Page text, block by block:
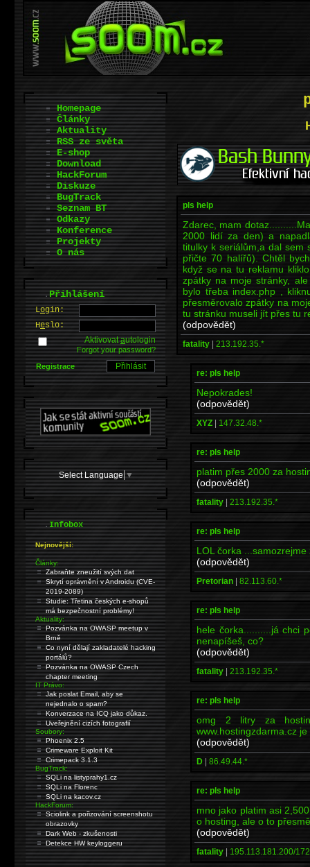
pls help
Zdarec, mam
2000 lidí za den) a
titulky k seriálům,a dal sem
přičte 70 halířů). Chtěl
když se na tu reklamu
zpátky na moje stránky,
bylo třeba index.php ,
přesměrovalo zpátky na
tu stránku museli jít přes tu
(odpovědět)
fatality | 213.192.35.*
re: pls help
Nepokrades!
(odpovědět)
XYZ | 147.32.48.*
re: pls help
platim přes 2000 za
(odpovědět)
fatality | 213.192.35.*
re: pls help
LOL čorka ...samozrejme
(odpovědět)
Pretorian | 82.113.60.*
re: pls help
hele čorka..........já chci
nenapíšeš, co?
(odpovědět)
fatality | 213.192.35.*
re: pls help
omg 2 litry za
www.hostingzdarma.cz
(odpovědět)
D | 86.49.44.*
re: pls help
mno jako platim asi
o hosting, ale o to
(odpovědět)
fatality | 195.113.181.200/
Homepage
Články
Aktuality
RSS ze světa
E-shop
Download
HackForum
Diskuze
BugTrack
Seznam BT
Odkazy
Konference
Projekty
O nás
.Přihlášení
Login:
Heslo:
Aktivovatautologin
Forgot your password?
Registrace
Select Language ▼
.Infobox
Nejnovější:
Články:
Zabraňte zneužití svých dat
Skrytí oprávnění v Androidu (CVE-
2019-2089)
Studie: Třetina českých e-shopů
má bezpečnostní problémy!
Aktuality:
Pozvánka na OWASP meetup v
Brně
Co nyní dělají zakladatelé hacking
portálů?
Pozvánka na OWASP Czech
chapter meeting
IT Právo:
Jak poslat Email, aby se
nejednalo o spam?
Konverzace na ICQ jako důkaz.
Uveřejnění cizích fotografií
Soubory:
Phoenix 2.5
Crimeware Exploit Kit
Crimepack 3.1.3
BugTrack:
SQLi na listyprahy1.cz
SQLi na Florenc
SQLi na kacov.cz
HackForum:
Sciolink a pořizování screenshotu
obrazovky
Dark Web - zkušenosti
Detekce HW keyloggeru